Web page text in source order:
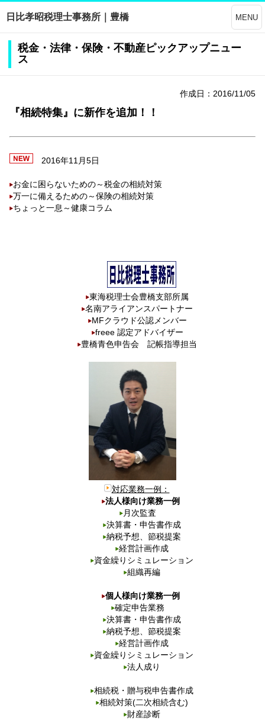
日比孝昭税理士事務所｜豊橋 MENU
税金・法律・保険・不動産ピックアップニュー
ス
作成日：2016/11/05
『相続特集』に新作を追加！！
2016年11月5日
お金に困らないための～税金の相続対策
万一に備えるための～保険の相続対策
ちょっと一息～健康コラム
東海税理士会豊橋支部所属
名南アライアンスパートナー
MFクラウド公認メンバー
freee 認定アドバイザー
豊橋青色申告会 記帳指導担当
対応業務一例：
法人様向け業務一例
月次監査
決算書・申告書作成
納税予想、節税提案
経営計画作成
資金繰りシミュレーション
組織再編
個人様向け業務一例
確定申告業務
決算書・申告書作成
納税予想、節税提案
経営計画作成
資金繰りシミュレーション
法人成り
相続税・贈与税申告書作成
相続対策(二次相続含む)
財産診断